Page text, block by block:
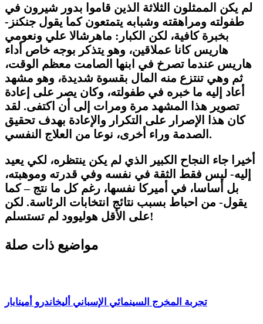
لم يكن الممثلون الثلاثة الذين قاموا بدور شيرون في
طفولته ومراهقته وشبابه يتمتعون كما يقول جنكنز-
بخبرة كافية، لكن الكبار: ماهرشالا علي ونعومي
هاريس كانا عملاقين، وهو يتذكر بوجه خاص أداء
هاريس عندما تصرخ في ابنها الصامت معظم الوقت،
ثم وهي تنتزع منه المال بقسوة شديدة، وهو مشهد
أعاد إليه ما خبره في طفولته، وكان يصر على إعادة
تصوير هذا المشهد مرة ومرات إلى أن اكتفى. لقد
كان هذا الإصرار على التكرار والإعادة بهدف تحقيق
الصدمة وراء أخرى، نوعا من العلاج النفسي.
أخيرا جاء النجاح الكبير الذي لم يكن ينتظره، لكي يعيد
إليه- ليس فقط الثقة في نفسه وفي قدرته وموهبته،
بل أساسا، في أميركا نفسها، رغم كل ما نتج – كما
يقول- من احباط بسبب نتائج انتخابات الرئاسة. لكن
على الأقل هوليوود لم تستسلم!
مواضيع ذات صلة
تجربة المخرج السينمائي الإسباني أليخاندرو أمينابار